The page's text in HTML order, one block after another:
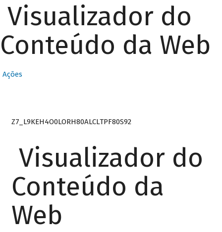
Visualizador do
Conteúdo da Web
Ações
Z7_L9KEH4O0LORH80ALCLTPF80S92
Visualizador do
Conteúdo da
Web